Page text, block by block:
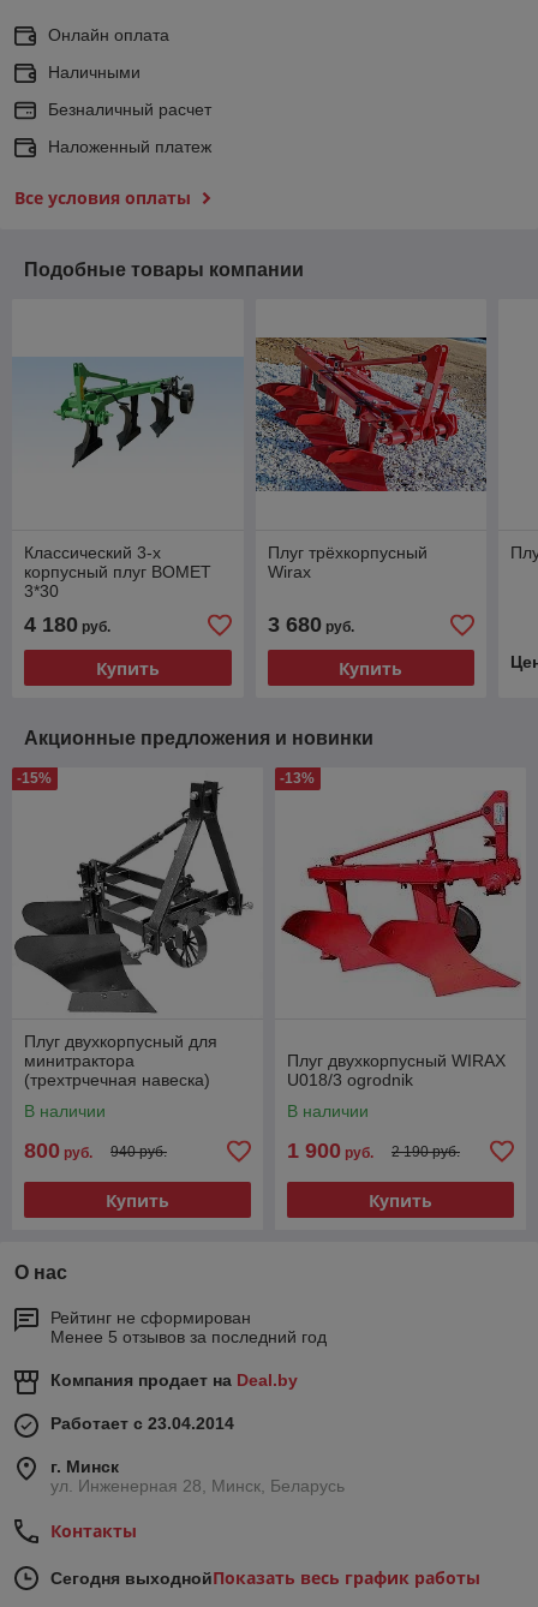
Онлайн оплата
Наличными
Безналичный расчет
Наложенный платеж
Все условия оплаты
Подобные товары компании
Классический 3-х
корпусный плуг BOMET
3*30
4 180 руб.
Купить
Плуг трёхкорпусный
Wirax
3 680руб.
Купить
Акционные предложения и новинки
-15%
Плуг двухкорпусный для
минитрактора
(трехтрчечная навеска)
В наличии
800 руб. 940 руб.
Купить
-13%
Плуг двухкорпусный WIRAX
U018/3 ogrodnik
В наличии
1 900 руб. 2 190 руб.
Купить
О нас
Рейтинг не сформирован
Менее 5 отзывов за последний год
Компания продает на Deal.by
Работает с 23.04.2014
г. Минск
ул. Инженерная 28, Минск, Беларусь
Контакты
Сегодня выходнойПоказать весь график работы